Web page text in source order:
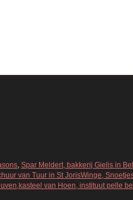
Spar Meldert, bakkerij Gielis in
van Tuur in St JorisWinge,
van Hoen, instituut pelle